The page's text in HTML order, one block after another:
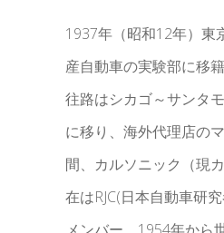
1937年（昭和12年）東
産自動車の実験部に移
往路はシカゴ～サンタ
に移り、海外代理店の
間、カルソニック（現
在はRJC(日本自動車研